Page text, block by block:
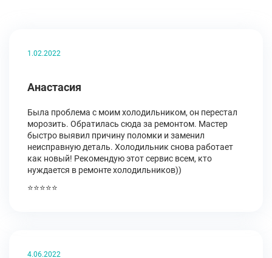
1.02.2022
Анастасия
Была проблема с моим холодильником, он перестал
морозить. Обратилась сюда за ремонтом. Мастер
быстро выявил причину поломки и заменил
неисправную деталь. Холодильник снова работает
как новый! Рекомендую этот сервис всем, кто
нуждается в ремонте холодильников))
⭐⭐⭐⭐⭐
4.06.2022